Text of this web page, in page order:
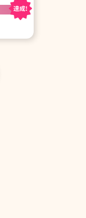
！